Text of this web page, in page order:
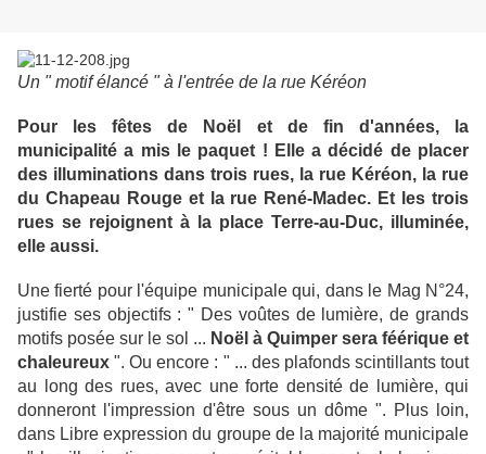
Un " motif élancé " à l'entrée de la rue Kéréon
Pour les fêtes de Noël et de fin d'années, la
municipalité a mis le paquet ! Elle a décidé de placer
des illuminations dans trois rues, la rue Kéréon, la rue
du Chapeau Rouge et la rue René-Madec. Et les trois
rues se rejoignent à la place Terre-au-Duc, illuminée,
elle aussi.
Une fierté pour l'équipe municipale qui, dans le Mag N°24,
justifie ses objectifs : " Des voûtes de lumière, de grands
motifs posée sur le sol ... Noël à Quimper sera féérique et
chaleureux ". Ou encore : " ... des plafonds scintillants tout
au long des rues, avec une forte densité de lumière, qui
donneront l'impression d'être sous un dôme ". Plus loin,
dans Libre expression du groupe de la majorité municipale